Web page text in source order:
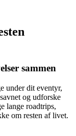
sammen
under dit eventyr,
og udforske
lange roadtrips,
om resten af livet.